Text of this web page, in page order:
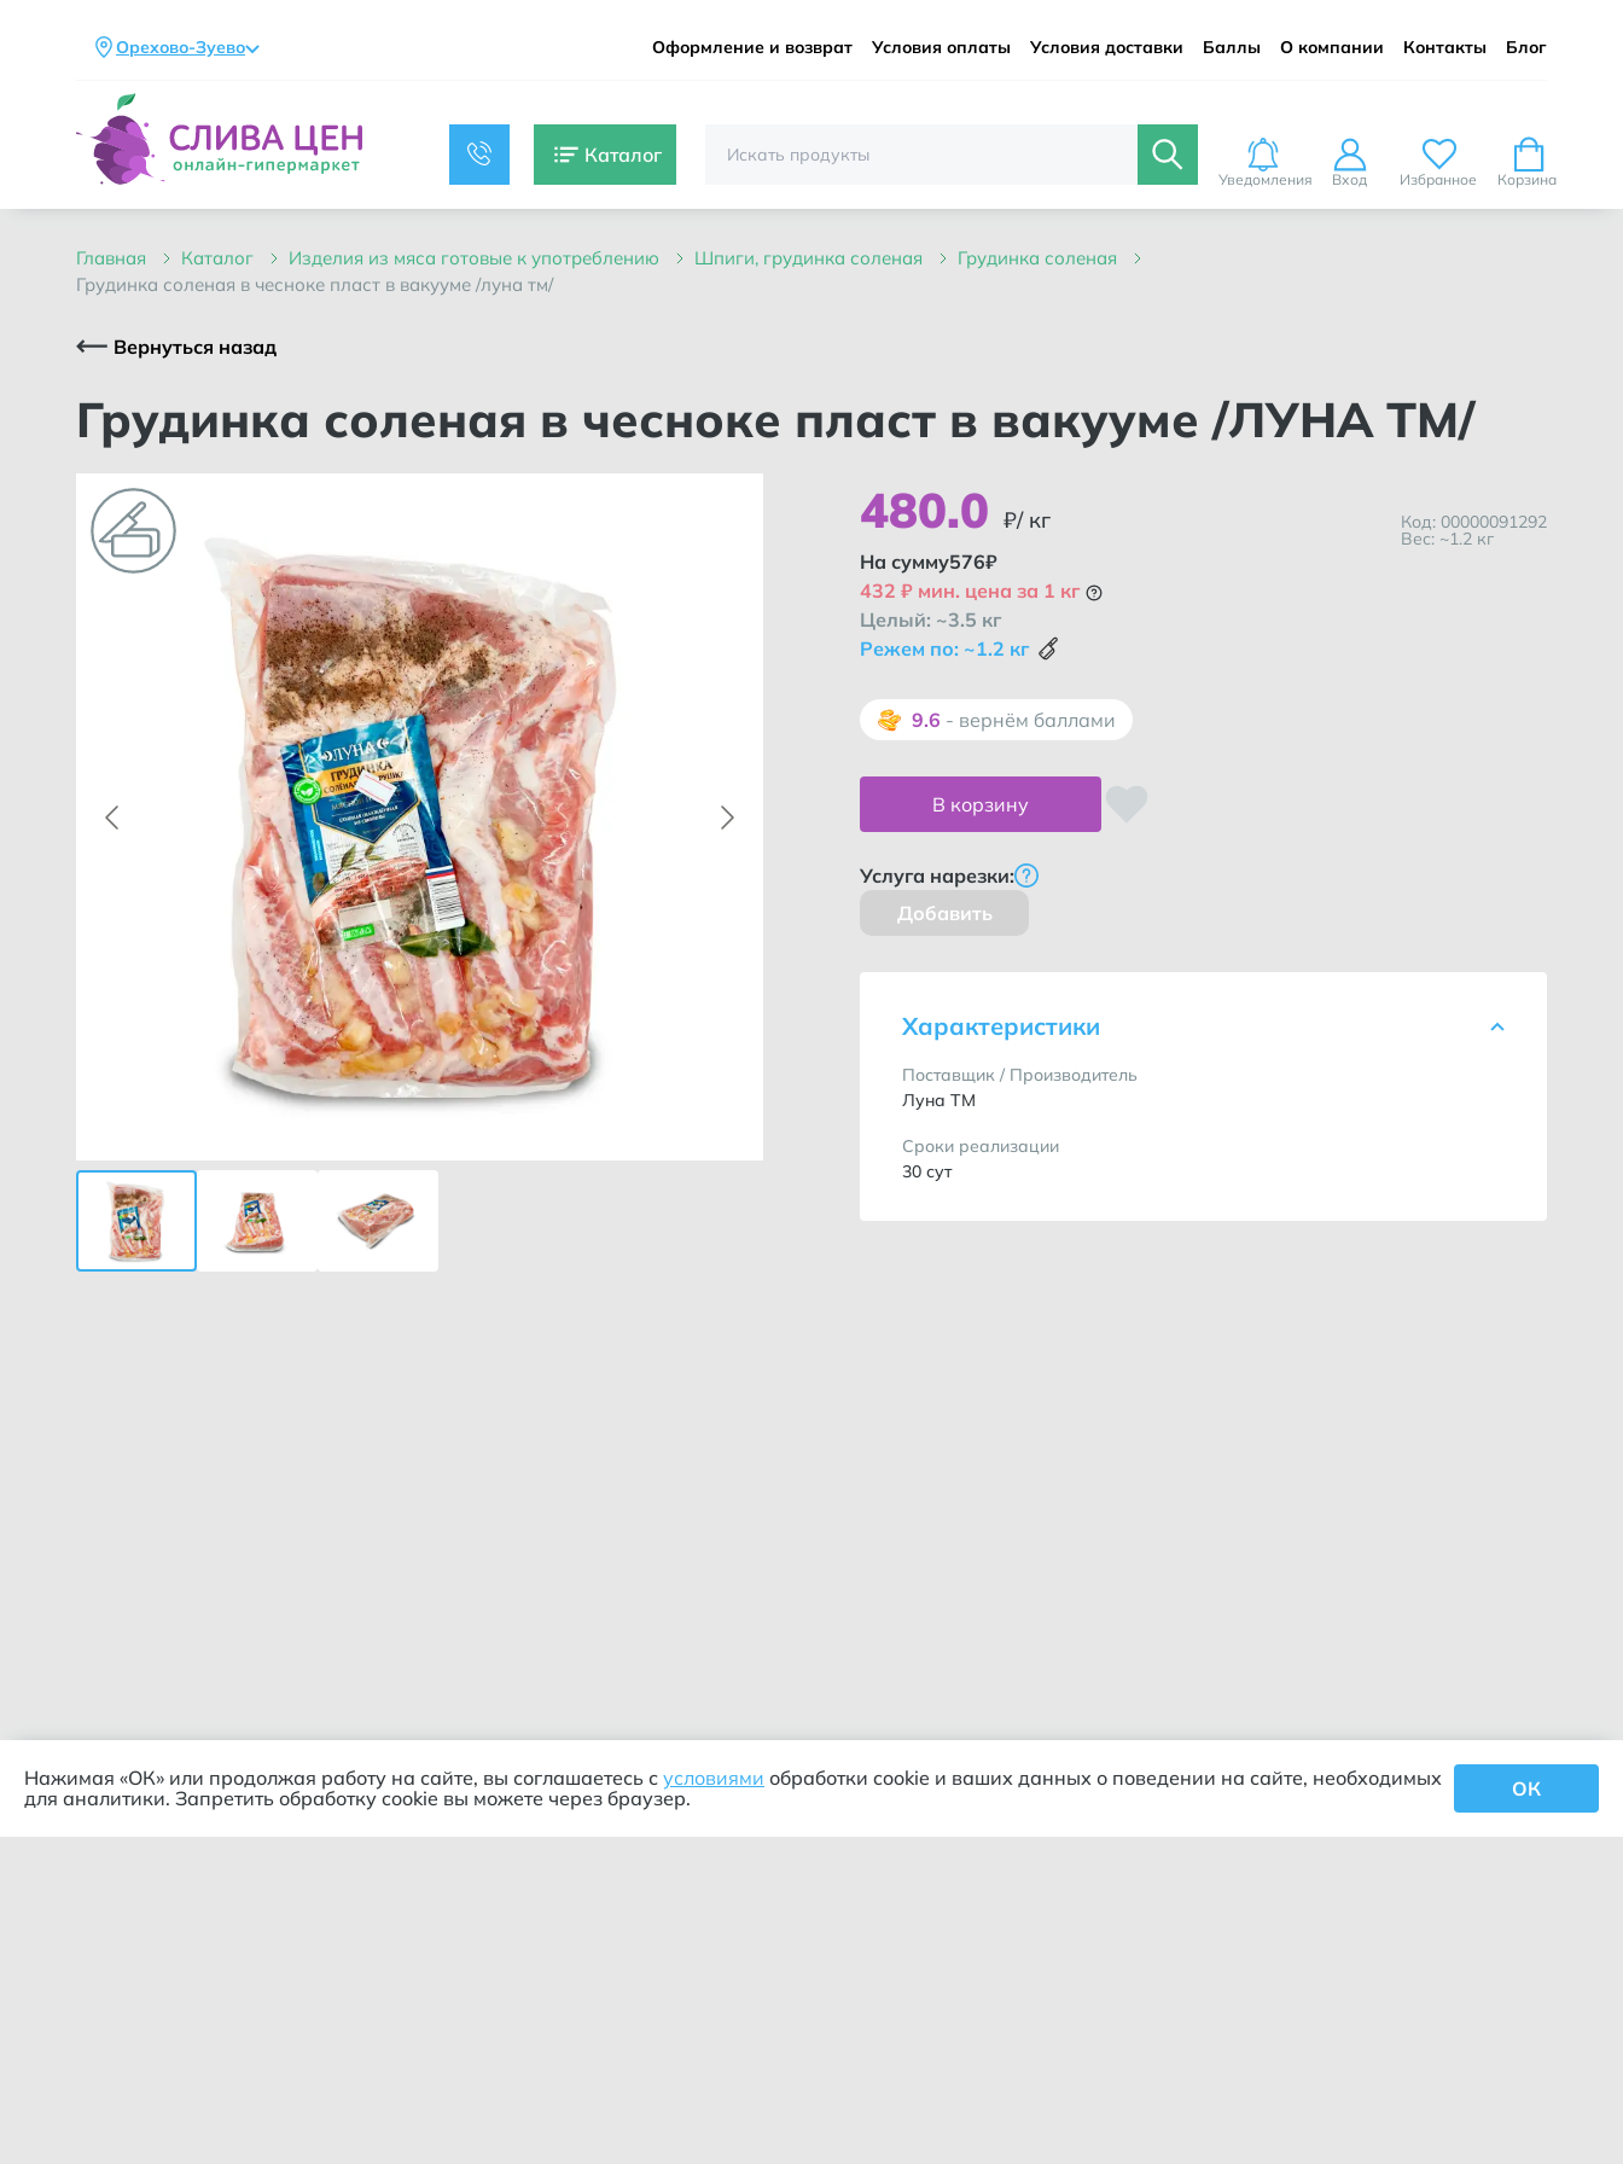
Орехово-Зуево Оформление и возврат Условия оплаты Условия доставки Баллы О компании Контакты Блог
Каталог
Уведомления Вход Избранное Корзина
главная каталог изделия из мяса готовые к употреблению шпиги, грудинка соленая
грудинка соленая
грудинка соленая в чесноке пласт в вакууме /луна тм/
Вернуться назад
Грудинка соленая в чесноке пласт в вакууме /ЛУНА ТМ/
480.0 ₽/ кг Код: 00000091292
Вес: ~1.2 кг
На сумму576₽
432 ₽ мин. цена за 1 кг
Целый: ~3.5 кг
Режем по: ~1.2 кг
9.6 - вернём баллами
В корзину
Услуга нарезки:
Добавить
Характеристики
Поставщик / Производитель
Луна ТМ
Сроки реализации
30 сут
Нажимая «ОК» или продолжая работу на сайте, вы соглашаетесь с условиями обработки cookie и ваших данных о поведении на сайте, необходимых
для аналитики. Запретить обработку cookie вы можете через браузер.
ОК